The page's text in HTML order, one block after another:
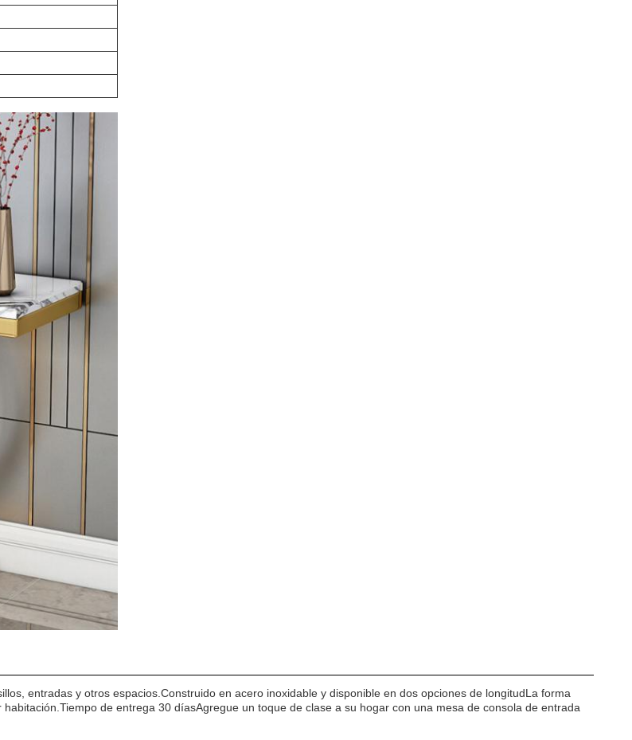
entradas y otros espacios.Construido en acero inoxidable y disponible en dos opciones de longitudLa forma
de entrega 30 díasAgregue un toque de clase a su hogar con una mesa de consola de entrada